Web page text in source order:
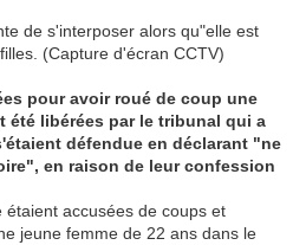
de s'interposer alors qu"elle est
(Capture d'écran CCTV)
pour avoir roué de coup une
été libérées par le tribunal qui a
défendue en déclarant "ne
en raison de leur confession
accusées de coups et
jeune femme de 22 ans dans le